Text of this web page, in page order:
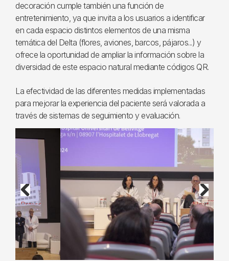
decoración cumple también una función de
entretenimiento, ya que invita a los usuarios a identificar
en cada espacio distintos elementos de una misma
temática del Delta (flores, aviones, barcos, pájaros...) y
ofrece la oportunidad de ampliar la información sobre la
diversidad de este espacio natural mediante códigos QR.
La efectividad de las diferentes medidas implementadas
para mejorar la experiencia del paciente será valorada a
través de sistemas de seguimiento y evaluación.
Previous Next